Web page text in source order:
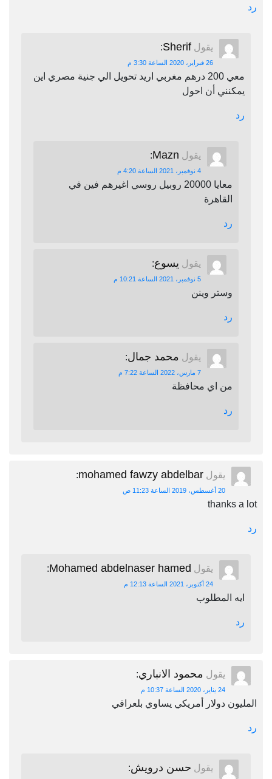
رد
يقول Sherif
:
26 فبراير، 2020 الساعة 3:30 م
معي 200 درهم مغربي اريد تحويل الي جنية مصري اين
يمكنني أن احول
رد
يقول Mazn
:
4 نوفمبر، 2021 الساعة 4:20 م
معايا 20000 روبيل روسي اغيرهم فين في
القاهرة
رد
يقول يسوع:
5 نوفمبر، 2021 الساعة 10:21 م
وستر وينن
رد
يقول محمد جمال:
7 مارس، 2022 الساعة 7:22 م
من اي محافظة
رد
يقول mohamed fawzy abdelbar
:
20 أغسطس، 2019 الساعة 11:23 ص
thanks a lot
رد
يقول Mohamed abdelnaser hamed
:
24 أكتوبر، 2021 الساعة 12:13 م
ايه المطلوب
رد
يقول محمود الانباري:
24 يناير، 2020 الساعة 10:37 م
المليون دولار أمريكي يساوي بلعراقي
رد
يقول حسن درويش: